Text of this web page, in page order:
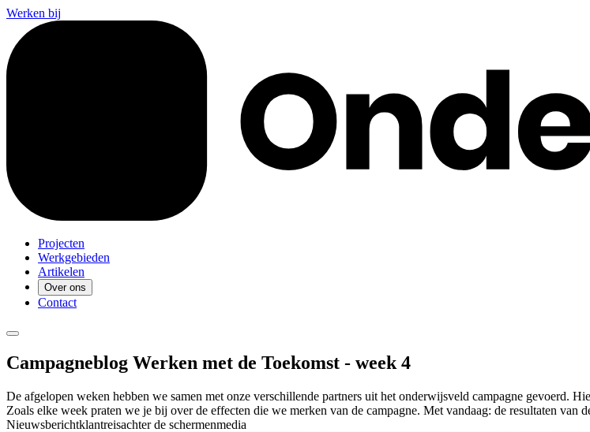
Werken bij
Projecten
Werkgebieden
Artikelen
Over ons
Contact
Campagneblog Werken met de Toekomst - week 4
De afgelopen weken hebben we samen met onze verschillende partners uit het onderwijsveld campagne gevoerd.
Zoals elke week praten we je bij over de effecten die we merken van de campagne. Met vandaag: de resultaten van
Nieuwsberichtklantreisachter de schermenmedia